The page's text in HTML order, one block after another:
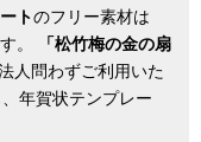
トのフリー素材は
。
「松竹梅の金の扇
人問わずご利用いた
年賀状テンプレー